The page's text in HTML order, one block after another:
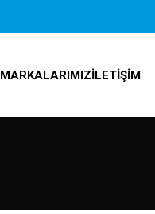
MARKALARIMIZİLETIŞIM